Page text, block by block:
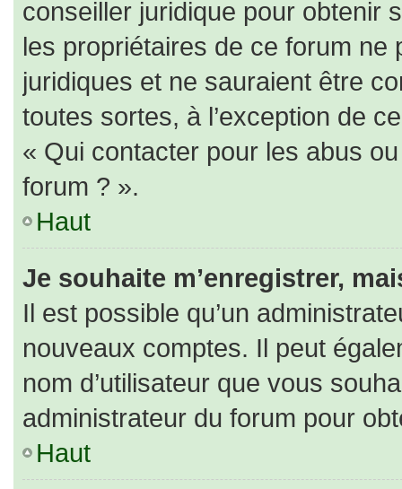
conseiller juridique pour obtenir
les propriétaires de ce forum
juridiques et ne sauraient être
toutes sortes, à l’exception de
« Qui contacter pour les abus
forum ? ».
Haut
Je souhaite m’enregistrer,
Il est possible qu’un
nouveaux comptes. Il peut
nom d’utilisateur que vous
administrateur du forum pour
Haut